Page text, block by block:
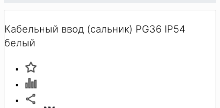
Кабельный ввод (сальник) PG36 IP54
белый